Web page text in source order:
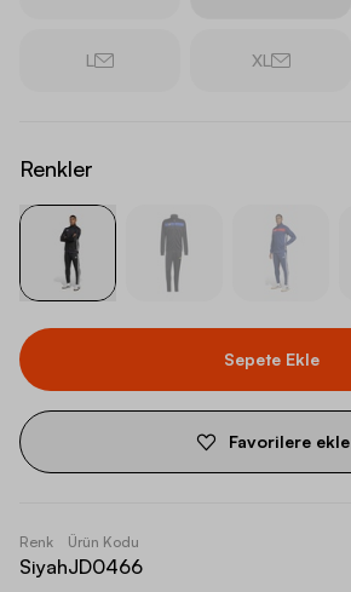
L XL
Renkler
Sepete Ekle
Favorilere ekle
Renk
Siyah
Ürün Kodu
JD0466